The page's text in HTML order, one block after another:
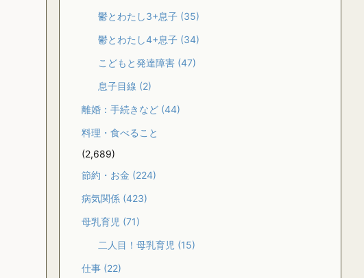
鬱とわたし3+息子 (35)
鬱とわたし4+息子 (34)
こどもと発達障害 (47)
息子目線 (2)
離婚：手続きなど (44)
料理・食べること
(2,689)
節約・お金 (224)
病気関係 (423)
母乳育児 (71)
二人目！母乳育児 (15)
仕事 (22)